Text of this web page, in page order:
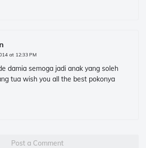
at 12:33 PM
damia semoga jadi anak yang soleh
tua wish you all the best pokonya
Post a Comment